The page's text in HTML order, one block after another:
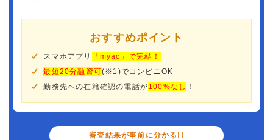
おすすめポイント
スマホアプリ
「myac」で完結！
最短20分融資可(※1)でコンビニOK
勤務先への在籍確認の電話が100%なし ！
審査結果が事前に分かる!!